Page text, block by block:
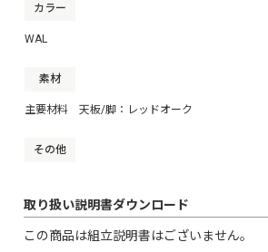
カラー
WAL
素材
主要材料 天板/脚：レッドオーク
その他
取り扱い説明書ダウンロード
この商品は組立説明書はございません。